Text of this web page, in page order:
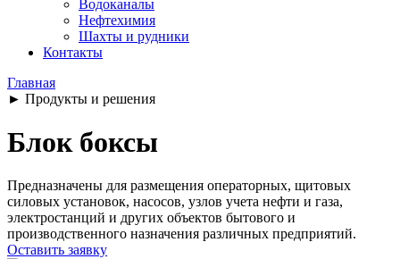
Водоканалы
Нефтехимия
Шахты и рудники
Контакты
Главная
► Продукты и решения
Блок боксы
Предназначены для размещения операторных, щитовых
силовых установок, насосов, узлов учета нефти и газа,
электростанций и других объектов бытового и
производственного назначения различных предприятий.
Оставить заявку